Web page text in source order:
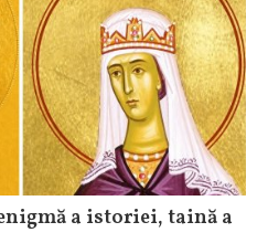
a istoriei, taină a